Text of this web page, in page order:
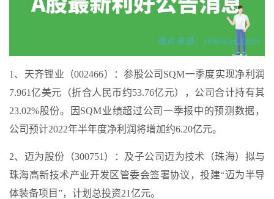
1、天齐锂业（002466）：参股公司SQM一季度实现净利润
7.961亿美元（折合人民币约53.76亿元），公司合计持有其
23.02%股份。因SQM业绩超过公司一季报中的预测数据，
公司预计2022年半年度净利润将增加约6.20亿元。
2、迈为股份（300751）：及子公司迈为技术（珠海）拟与
珠海高新技术产业开发区管委会签署协议，投建“迈为半导
体装备项目”，计划总投资21亿元。